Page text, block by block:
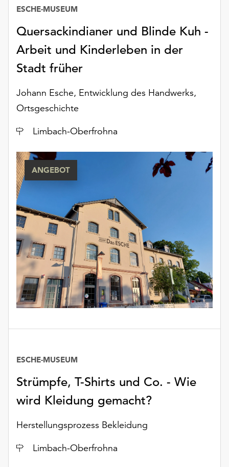
Datenschutzerklärung
dem
Impressum
Quersackindianer und Blinde Kuh -
Arbeit und Kinderleben in der
Stadt früher
ESCHE-MUSEUM
Johann Esche, Entwicklung des Handwerks,
Ortsgeschichte
Ort
Limbach-Oberfrohna
ANGEBOT
Strümpfe, T-Shirts und Co. - Wie
wird Kleidung gemacht?
ESCHE-MUSEUM
Herstellungsprozess Bekleidung
Ort
Limbach-Oberfrohna